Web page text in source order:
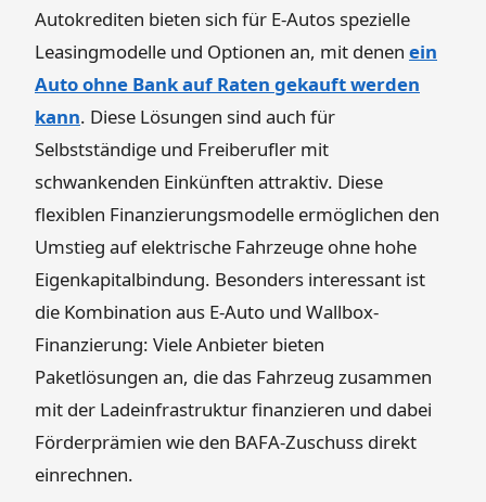
Autokrediten bieten sich für E-Autos spezielle
Leasingmodelle und Optionen an, mit denen ein
Auto ohne Bank auf Raten gekauft werden
kann. Diese Lösungen sind auch für
Selbstständige und Freiberufler mit
schwankenden Einkünften attraktiv. Diese
flexiblen Finanzierungsmodelle ermöglichen den
Umstieg auf elektrische Fahrzeuge ohne hohe
Eigenkapitalbindung. Besonders interessant ist
die Kombination aus E-Auto und Wallbox-
Finanzierung: Viele Anbieter bieten
Paketlösungen an, die das Fahrzeug zusammen
mit der Ladeinfrastruktur finanzieren und dabei
Förderprämien wie den BAFA-Zuschuss direkt
einrechnen.